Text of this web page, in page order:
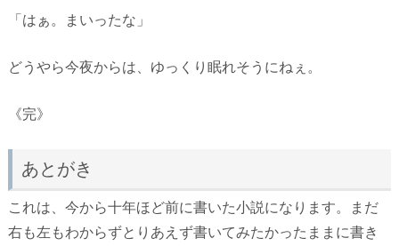
「はぁ。まいったな」
どうやら今夜からは、ゆっくり眠れそうにねぇ。
《完》
あとがき
これは、今から十年ほど前に書いた小説になります。まだ
右も左もわからずとりあえず書いてみたかったままに書き